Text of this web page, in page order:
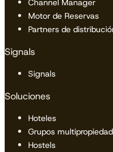
Channel Manager
Motor de Reservas
Partners de
Signals
Signals
Soluciones
Hoteles
Grupos multipropiedad
Hostels